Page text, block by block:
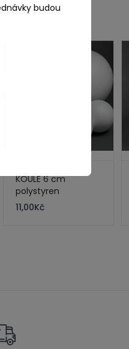
KOULE 6 cm
polystyren
11,00Kč
budou